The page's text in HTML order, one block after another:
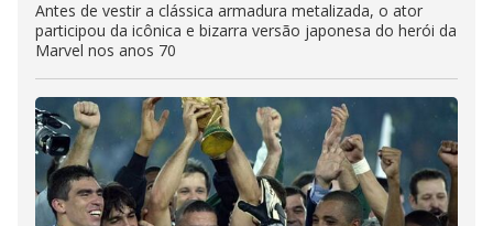
Antes de vestir a clássica armadura metalizada, o ator
participou da icônica e bizarra versão japonesa do herói da
Marvel nos anos 70